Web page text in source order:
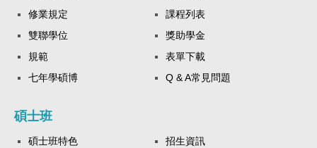
修業規定
課程列表
雙聯學位
獎助學金
規範
表單下載
七年學碩博
Q & A常見問題
碩士班
碩士班特色
招生資訊